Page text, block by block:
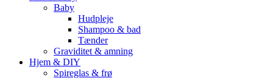
Baby
Hudpleje
Shampoo & bad
Tænder
Graviditet & amning
Hjem & DIY
Spireglas & frø